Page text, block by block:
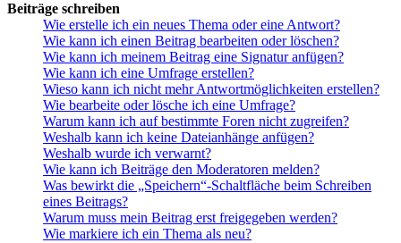
Beiträge schreiben
Wie erstelle ich ein neues Thema oder eine Antwort?
Wie kann ich einen Beitrag bearbeiten oder löschen?
Wie kann ich meinem Beitrag eine Signatur anfügen?
Wie kann ich eine Umfrage erstellen?
Wieso kann ich nicht mehr Antwortmöglichkeiten erstellen?
Wie bearbeite oder lösche ich eine Umfrage?
Warum kann ich auf bestimmte Foren nicht zugreifen?
Weshalb kann ich keine Dateianhänge anfügen?
Weshalb wurde ich verwarnt?
Wie kann ich Beiträge den Moderatoren melden?
Was bewirkt die „Speichern“-Schaltfläche beim Schreiben
eines Beitrags?
Warum muss mein Beitrag erst freigegeben werden?
Wie markiere ich ein Thema als neu?